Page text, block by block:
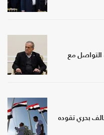
مع
بحري تقوده